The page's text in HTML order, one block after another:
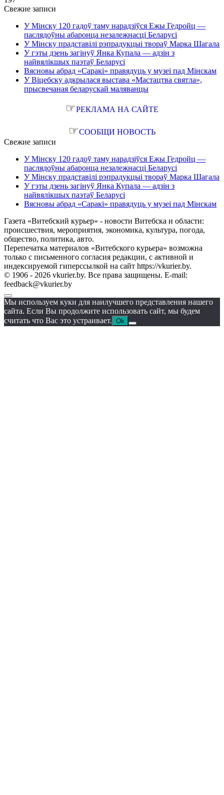
Свежие записи
У Мінску 120 гадоў таму нарадзіўся Ежы Гедройц —
паслядоўны абаронца незалежнасці Беларусі
У Мінску прадставілі рэпрадукцыі твораў Марка Шагала
У гэты дзень загінуў Янка Купала — адзін з
найвялікшых паэтаў Беларусі
Вясновы абрад «Саракі» правядуць у музеі пад Мінскам
У Віцебску адкрылася выстава «Мастацтва святла»,
прысвечаная беларускай маляванцы
☞РЕКЛАМА НА САЙТЕ
☞СООБЩИ НОВОСТЬ
Свежие записи
У Мінску 120 гадоў таму нарадзіўся Ежы Гедройц —
паслядоўны абаронца незалежнасці Беларусі
У Мінску прадставілі рэпрадукцыі твораў Марка Шагала
У гэты дзень загінуў Янка Купала — адзін з
найвялікшых паэтаў Беларусі
Вясновы абрад «Саракі» правядуць у музеі пад Мінскам
Газета «Витебский курьер» - новости Витебска и области:
происшествия, мероприятия, экономика, культура, погода,
общество, политика, авто.
Перепечатка материалов «Витебского курьера» возможна
только с письменного согласия редакции, с активной и
индексируемой гиперссылкой на сайт https://vkurier.by.
© 1906 - 2026 vkurier.by. Все права защищены. E-mail:
feedback@vkurier.by
Мы используем куки для наилучшего представления нашего
сайта. Если Вы продолжите использовать сайт, мы будем
считать что Вас это устраивает. Ok